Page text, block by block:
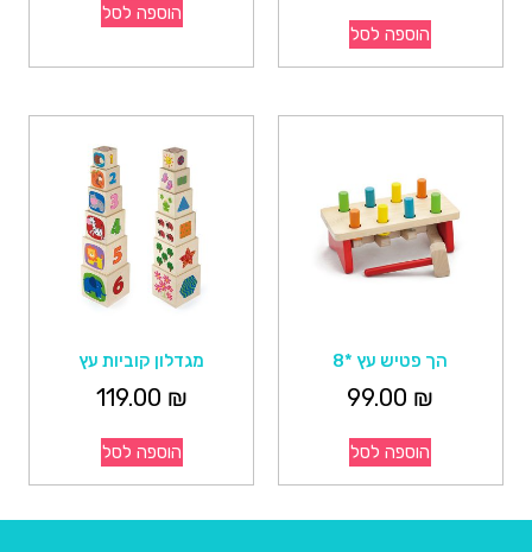
הוספה לסל
הוספה לסל
הך פטיש עץ *8
99.00 ₪
הוספה לסל
מגדלון קוביות עץ
119.00 ₪
הוספה לסל